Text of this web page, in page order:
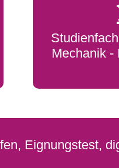
Mechanik -
Eignungstest,